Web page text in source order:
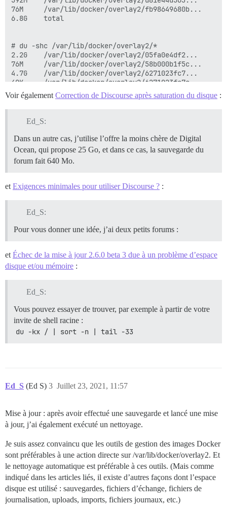
76M 	/var/lib/docker/overlay2/fb98649680b...
6.8G	total
# du -shc /var/lib/docker/overlay2/*
2.2G	/var/lib/docker/overlay2/05fa0e4df2...
76M 	/var/lib/docker/overlay2/58b000b1f5c...
4.7G	/var/lib/docker/overlay2/6271023fc7...
40K 	/var/lib/docker/overlay2/6271023fc7a...
2.3G	/var/lib/docker/overlay2/91d6adf7ad...
481M	/var/lib/docker/overlay2/b6b06a7cee...
76M 	/var/lib/docker/overlay2/fb98649680b...
11G	total
# docker system df
Images              4                   1
Containers          1                   1
Voir également Correction de Discourse après saturation du disque :
Ed_S:
Dans un autre cas, j’utilise l’offre la moins chère de Digital
Ocean, qui propose 25 Go, et dans ce cas, la sauvegarde du
forum fait 640 Mo.
et Exigences minimales pour utiliser Discourse ? :
Ed_S:
Pour vous donner une idée, j’ai deux petits forums :
et Échec de la mise à jour 2.6.0 beta 3 due à un problème d’espace
disque et/ou mémoire :
Ed_S:
Vous pouvez essayer de trouver, par exemple à partir de votre
invite de shell racine :
du -kx / | sort -n | tail -33
Ed_S (Ed S) Juillet 23, 2021, 11:57
3
Mise à jour : après avoir effectué une sauvegarde et lancé une mise
à jour, j’ai également exécuté un nettoyage.
Je suis assez convaincu que les outils de gestion des images Docker
sont préférables à une action directe sur /var/lib/docker/overlay2. Et
le nettoyage automatique est préférable à ces outils. (Mais comme
indiqué dans les articles liés, il existe d’autres façons dont l’espace
disque est utilisé : sauvegardes, fichiers d’échange, fichiers de
journalisation, uploads, imports, fichiers journaux, etc.)